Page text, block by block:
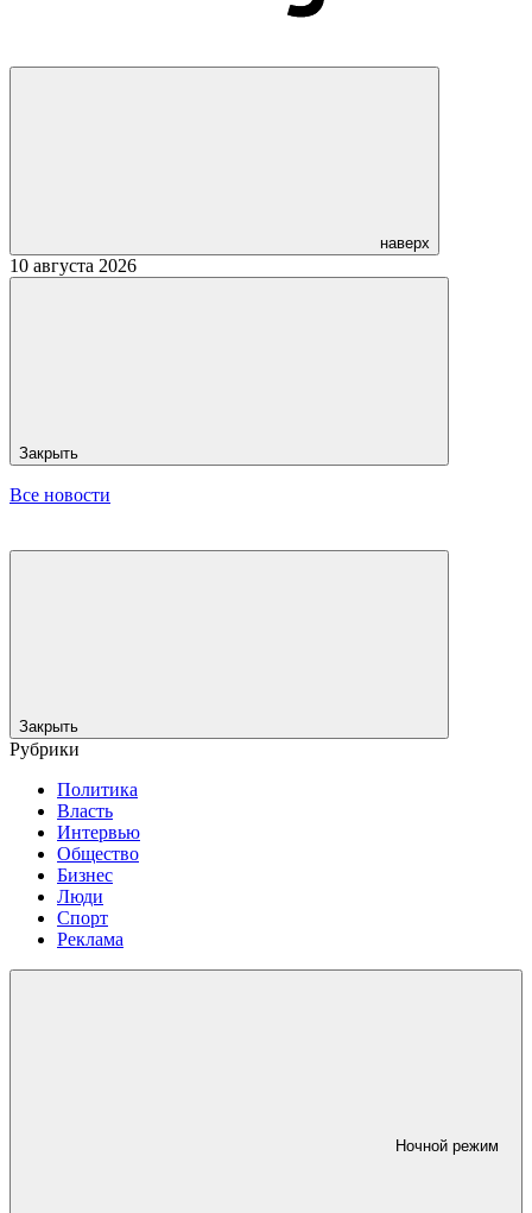
наверх
10 августа 2026
Закрыть
Все новости
Закрыть
Рубрики
Политика
Власть
Интервью
Общество
Бизнес
Люди
Спорт
Реклама
Ночной режим